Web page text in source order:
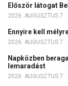
Először látogat
2026. AUGUSZTUS 7.
Ennyire kell
2026. AUGUSZTUS 7.
Napközben
lemaradást
2026. AUGUSZTUS 7.